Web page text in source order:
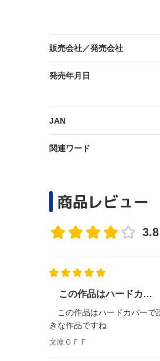
販売会社／発売会社
発売年月日
JAN
関連ワード
商品レビュー
3.8
この作品はハードカ…
この作品はハードカバーで
きな作品ですね
文庫ＯＦＦ